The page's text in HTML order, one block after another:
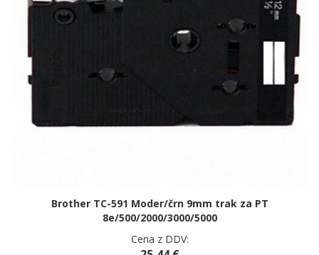
Brother TC-591 Moder/črn 9mm trak za PT
8e/500/2000/3000/5000
Cena z DDV: